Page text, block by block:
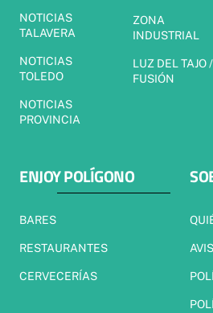
NOTICIAS
TALAVERA
NOTICIAS
TOLEDO
NOTICIAS
PROVINCIA
ZONA
INDUSTRIAL
LUZ DEL TAJO /
FUSIÓN
ENJOY POLÍGONO
BARES
RESTAURANTES
CERVECERÍAS